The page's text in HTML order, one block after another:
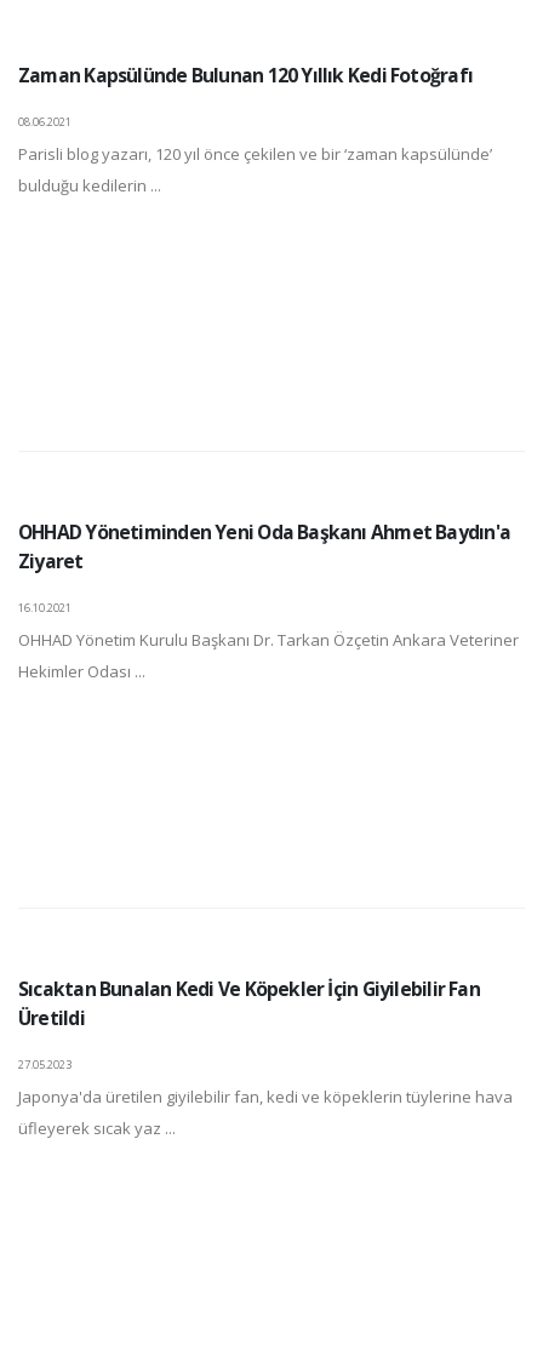
Zaman Kapsülünde Bulunan 120 Yıllık Kedi Fotoğrafı
08.06.2021
Parisli blog yazarı, 120 yıl önce çekilen ve bir ‘zaman kapsülünde’
bulduğu kedilerin ...
OHHAD Yönetiminden Yeni Oda Başkanı Ahmet Baydın'a
Ziyaret
16.10.2021
OHHAD Yönetim Kurulu Başkanı Dr. Tarkan Özçetin Ankara Veteriner
Hekimler Odası ...
Sıcaktan Bunalan Kedi Ve Köpekler İçin Giyilebilir Fan
Üretildi
27.05.2023
Japonya'da üretilen giyilebilir fan, kedi ve köpeklerin tüylerine hava
üfleyerek sıcak yaz ...